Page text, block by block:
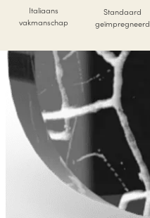
Italiaans
vakmanschap
Standaard
geïmpregneerd